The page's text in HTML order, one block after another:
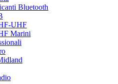
Bluetooth
UHF
Marini